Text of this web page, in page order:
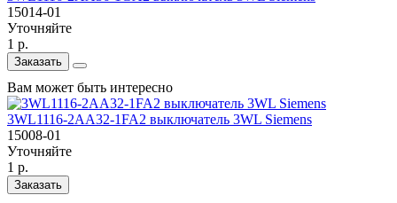
15014-01
Уточняйте
1 р.
Заказать
Вам может быть интересно
3WL1116-2AA32-1FA2 выключатель 3WL Siemens
15008-01
Уточняйте
1 р.
Заказать